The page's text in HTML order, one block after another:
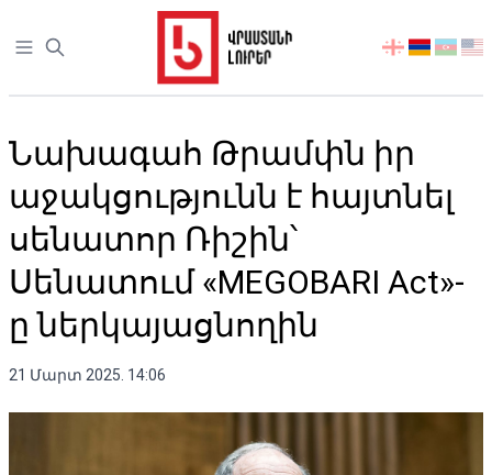
Open sidebar
აირჩიეთ
Նախագահ Թրամփն իր
աջակցությունն է հայտնել
սենատոր Ռիշին՝
Սենատում «MEGOBARI Act»-
ը ներկայացնողին
21 Մարտ 2025. 14:06